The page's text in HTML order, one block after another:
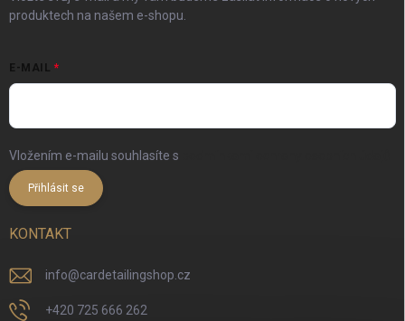
produktech na našem e-shopu.
E-MAIL
Vložením e-mailu souhlasíte s
Přihlásit se
KONTAKT
info@cardetailingshop.cz
+420 725 666 262